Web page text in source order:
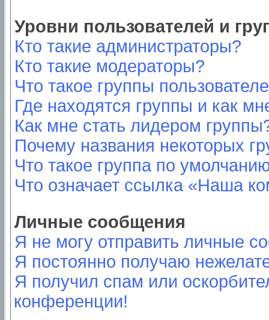
Уровни пользователей и
Кто такие администраторы?
Кто такие модераторы?
Что такое группы
Где находятся группы и как
Как мне стать лидером
Почему названия некоторых
Что такое группа по
Что означает ссылка «Наша
Личные сообщения
Я не могу отправить личные
Я постоянно получаю
Я получил спам или
конференции!